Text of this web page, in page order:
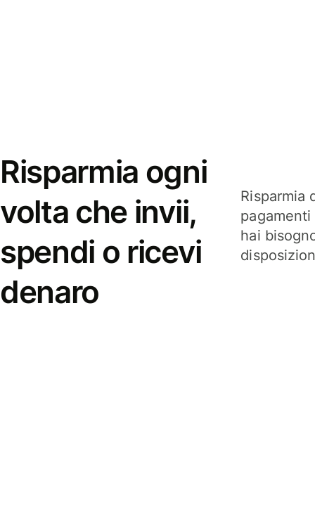
Risparmia ogni
volta che invii,
spendi o ricevi
denaro
Risparmia
hai